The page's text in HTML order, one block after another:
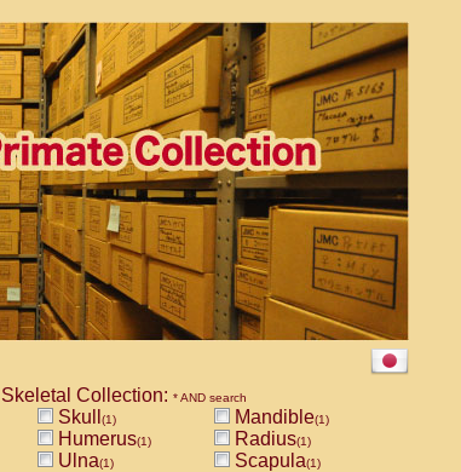
Skeletal Collection: * AND search
Skull (1) Mandible(1)
Humerus(1) Radius(1)
Ulna(1) Scapula(1)